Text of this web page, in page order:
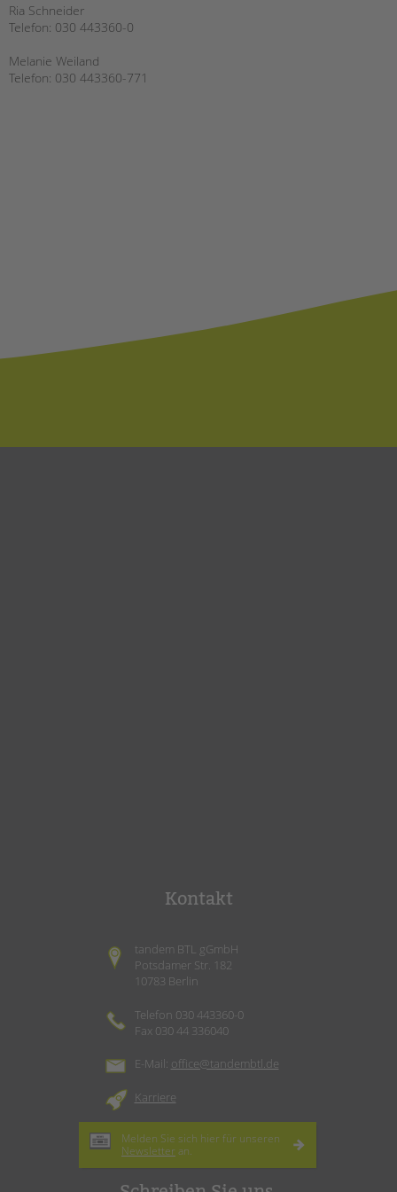
Ria Schneider
Telefon: 030 443360-0
Melanie Weiland
Telefon: 030 443360-771
Kontakt
tandem BTL gGmbH
Potsdamer Str. 182
10783 Berlin
Telefon 030 443360-0
Fax 030 44 336040
E-Mail: office@tandembtl.de
Karriere
Melden Sie sich hier für unseren
Newsletter an.